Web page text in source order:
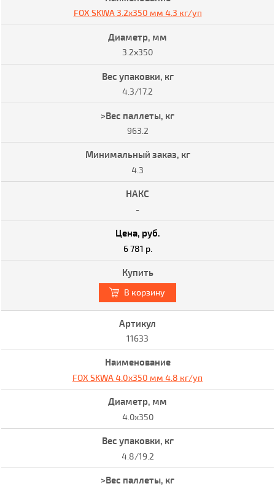
FOX SKWA 3.2x350 мм 4.3 кг/уп
3.2x350
4.3/17.2
963.2
4.3
-
6 781 р.
В корзину
11633
FOX SKWA 4.0x350 мм 4.8 кг/уп
4.0x350
4.8/19.2